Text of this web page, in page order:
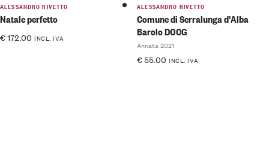
ALESSANDRO RIVETTO
Natale perfetto
€172.00 INCL. IVA
ALESSANDRO RIVETTO
Comune di Serralunga d'Alba
Barolo DOCG
Annata 2021
€55.00 INCL. IVA